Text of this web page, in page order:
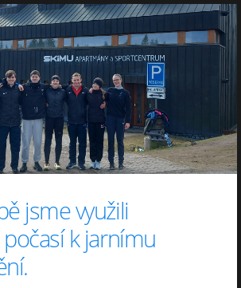
jsme využili
k jarnímu